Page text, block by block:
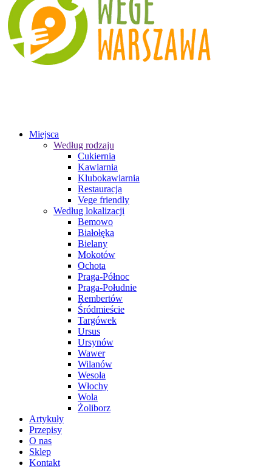
Miejsca
Według rodzaju
Cukiernia
Kawiarnia
Klubokawiarnia
Restauracja
Vege friendly
Według lokalizacji
Bemowo
Białołęka
Bielany
Mokotów
Ochota
Praga-Północ
Praga-Południe
Rembertów
Śródmieście
Targówek
Ursus
Ursynów
Wawer
Wilanów
Wesoła
Włochy
Wola
Żoliborz
Artykuły
Przepisy
O nas
Sklep
Kontakt